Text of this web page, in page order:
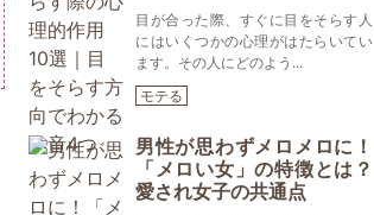
目が合った際、すぐに目をそらす人
にはいくつかの心理がはたらいてい
ます。その人にどのよう...
モテる
男性が思わずメロメロに！
「メロい女」の特徴とは？
愛され女子の共通点